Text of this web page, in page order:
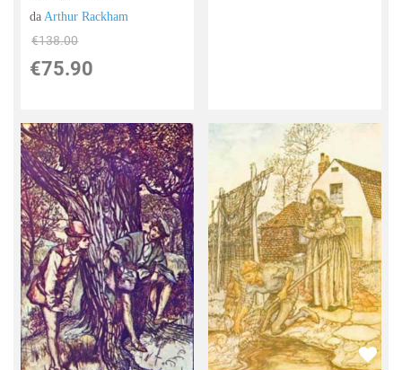
daArthur Rackham
€138.00
€75.90